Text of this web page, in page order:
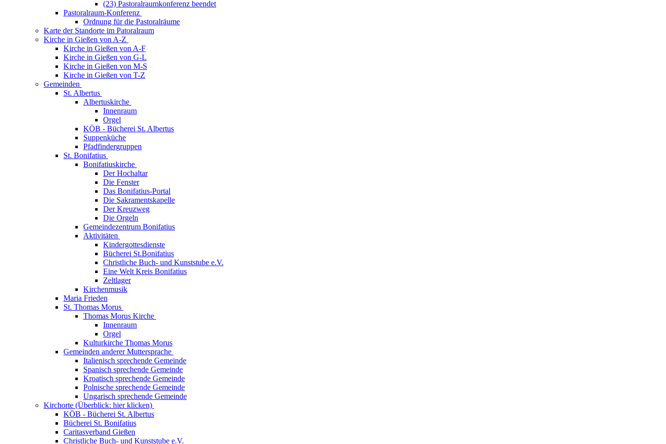
(23) Pastoralraumkonferenz beendet
Pastoralraum-Konferenz
Ordnung für die Pastoralräume
Karte der Standorte im Patoralraum
Kirche in Gießen von A-Z
Kirche in Gießen von A-F
Kirche in Gießen von G-L
Kirche in Gießen von M-S
Kirche in Gießen von T-Z
Gemeinden
St. Albertus
Albertuskirche
Innenraum
Orgel
KÖB - Bücherei St. Albertus
Suppenküche
Pfadfindergruppen
St. Bonifatius
Bonifatiuskirche
Der Hochaltar
Die Fenster
Das Bonifatius-Portal
Die Sakramentskapelle
Der Kreuzweg
Die Orgeln
Gemeindezentrum Bonifatius
Aktivitäten
Kindergottesdienste
Bücherei St.Bonifatius
Christliche Buch- und Kunststube e.V.
Eine Welt Kreis Bonifatius
Zeltlager
Kirchenmusik
Maria Frieden
St. Thomas Morus
Thomas Morus Kirche
Innenraum
Orgel
Kulturkirche Thomas Morus
Gemeinden anderer Muttersprache
Italienisch sprechende Gemeinde
Spanisch sprechende Gemeinde
Kroatisch sprechende Gemeinde
Polnische sprechende Gemeinde
Ungarisch sprechende Gemeinde
Kirchorte (Überblick: hier klicken)
KÖB - Bücherei St. Albertus
Bücherei St. Bonifatius
Caritasverband Gießen
Christliche Buch- und Kunststube e.V.